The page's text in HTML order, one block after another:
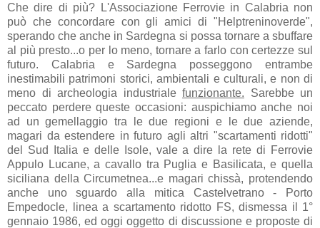
Che dire di più? L'Associazione Ferrovie in Calabria non
può che concordare con gli amici di "Helptreninoverde",
sperando che anche in Sardegna si possa tornare a sbuffare
al più presto...o per lo meno, tornare a farlo con certezze sul
futuro. Calabria e Sardegna posseggono entrambe
inestimabili patrimoni storici, ambientali e culturali, e non di
meno di archeologia industriale funzionante. Sarebbe un
peccato perdere queste occasioni: auspichiamo anche noi
ad un gemellaggio tra le due regioni e le due aziende,
magari da estendere in futuro agli altri "scartamenti ridotti"
del Sud Italia e delle Isole, vale a dire la rete di Ferrovie
Appulo Lucane, a cavallo tra Puglia e Basilicata, e quella
siciliana della Circumetnea...e magari chissà, protendendo
anche uno sguardo alla mitica Castelvetrano - Porto
Empedocle, linea a scartamento ridotto FS, dismessa il 1°
gennaio 1986, ed oggi oggetto di discussione e proposte di